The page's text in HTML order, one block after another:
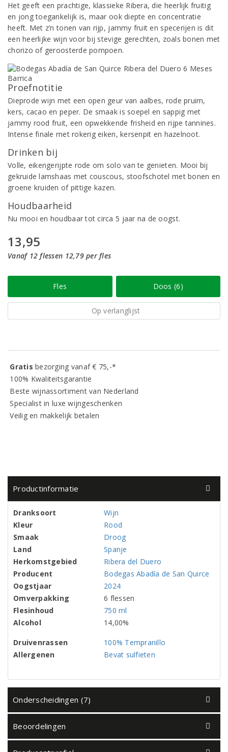
Het geeft een prachtige, klassieke Ribera, die heerlijk fruitig
en jong toegankelijk is, maar ook diepte en concentratie
heeft. Met z’n tonen van rijp, jammy fruit en specerijen is dit
een heerlijke wijn voor bij stevige gerechten, zoals bonen met
chorizo of geroosterde pompoen.
Proefnotitie
Dieprode wijn met een open geur van aalbes, rode pruim,
kers, cacao en peper. De smaak is soepel en sappig met
jammy rood fruit, een opwekkende frisheid en rijpe tannines.
Intense finale met rokerig eiken, kersenpit en hazelnoot.
Drinken bij
Volle, eikengerijpte rode om solo van te genieten. Mooi bij
gekruide lamshaas met couscous, stoofschotel met bonen en
groene kruiden of pittige kazen.
Houdbaarheid
Nu mooi en houdbaar tot circa 5 jaar na de oogst.
13,95
Vanaf 12 flessen 12,79 per fles
Fles Doos (6)
Op verlanglijst
Gratisbezorging vanaf € 75,-*
100% Kwaliteitsgarantie
Beste wijnassortiment van Nederland
Specialist in luxe wijngeschenken
Veilig en makkelijk betalen
Productinformatie
Dranksoort
Wijn
Kleur
Rood
Smaak
Droog
Land
Spanje
Herkomstgebied
Ribera del Duero
Producent
Bodegas Abadía de San Quirce
Oogstjaar
2024
Omverpakking
6 flessen
Flesinhoud
750 ml
Alcohol
14,00%
Druivenrassen
100% Tempranillo
Allergenen
Bevat sulfieten
Onderscheidingen (7)
Beoordelingen